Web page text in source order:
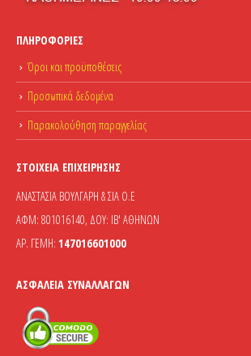
ΠΛΗΡΟΦΟΡΊΕΣ
Όροι και προϋποθέσεις
Προσωπικά δεδομένα
Παρακολούθηση παραγγελίας
ΣΤΟΙΧΕΊΑ ΕΠΙΧΕΊΡΗΣΗΣ
ΑΝΑΣΤΑΣΙΑ ΒΟΥΛΓΑΡΗ & ΣΙΑ Ο.Ε
ΑΦΜ: 801016140, ΔΟΥ: ΙΒ' ΑΘΗΝΩΝ
ΑΡ. ΓΕΜΗ: 147016601000
ΑΣΦΆΛΕΙΑ ΣΥΝΑΛΛΑΓΏΝ